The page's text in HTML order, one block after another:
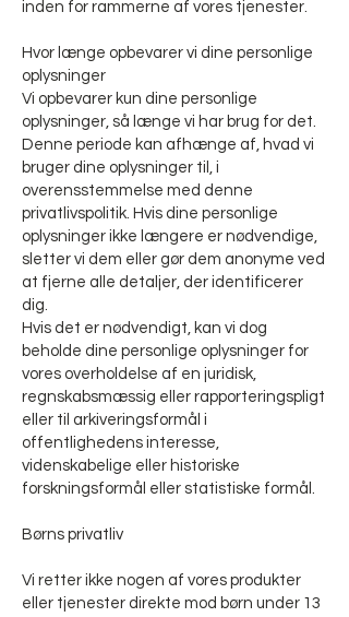
inden for rammerne af vores tjenester.
Hvor længe opbevarer vi dine personlige
oplysninger
Vi opbevarer kun dine personlige
oplysninger, så længe vi har brug for det.
Denne periode kan afhænge af, hvad vi
bruger dine oplysninger til, i
overensstemmelse med denne
privatlivspolitik. Hvis dine personlige
oplysninger ikke længere er nødvendige,
sletter vi dem eller gør dem anonyme ved
at fjerne alle detaljer, der identificerer
dig.
Hvis det er nødvendigt, kan vi dog
beholde dine personlige oplysninger for
vores overholdelse af en juridisk,
regnskabsmæssig eller rapporteringspligt
eller til arkiveringsformål i
offentlighedens interesse,
videnskabelige eller historiske
forskningsformål eller statistiske formål.
Børns privatliv
Vi retter ikke nogen af vores produkter
eller tjenester direkte mod børn under 13